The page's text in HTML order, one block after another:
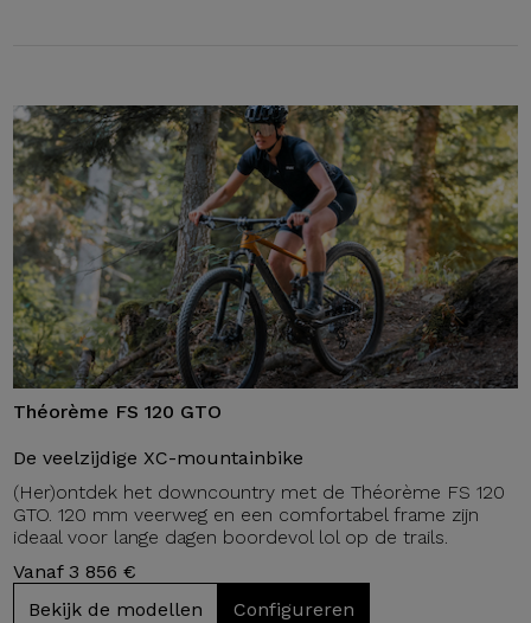
Théorème FS 120 GTO
De veelzijdige XC-mountainbike
(Her)ontdek het downcountry met de Théorème FS 120
GTO. 120 mm veerweg en een comfortabel frame zijn
ideaal voor lange dagen boordevol lol op de trails.
Vanaf 3 856 €
Bekijk de modellen
Configureren